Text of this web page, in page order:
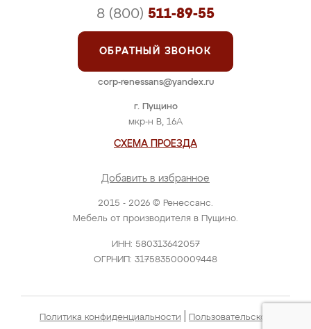
2015 - 2026 © Ренессанс.
Мебель от производителя в Пущино.
ИНН: 580313642057
ОГРНИП: 317583500009448
г. Пущино
мкр-н В, 16А
СХЕМА ПРОЕЗДА
Добавить в избранное
8 (800) 511-89-55
ОБРАТНЫЙ ЗВОНОК
corp-renessans@yandex.ru
Политика конфиденциальности
Пользовательское